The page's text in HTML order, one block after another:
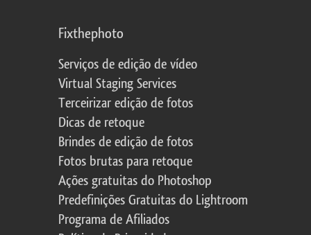
Fixthephoto
Serviços de edição de vídeo
Virtual Staging Services
Terceirizar edição de fotos
Dicas de retoque
Brindes de edição de fotos
Fotos brutas para retoque
Ações gratuitas do Photoshop
Predefinições Gratuitas do Lightroom
Programa de Afiliados